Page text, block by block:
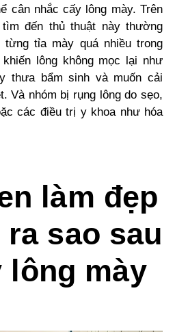
cân nhắc cấy lông mày. Trên
đến thủ thuật này thường
từng tỉa mày quá nhiều trong
lông không mọc lại như
thưa bẩm sinh và muốn cải
Và nhóm bị rụng lông do sẹo,
các điều trị y khoa như hóa
làm đẹp
sao sau
lông mày